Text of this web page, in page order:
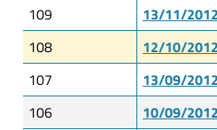
109
13/11/2012
108
12/10/2012
107
13/09/2012
106
10/09/2012